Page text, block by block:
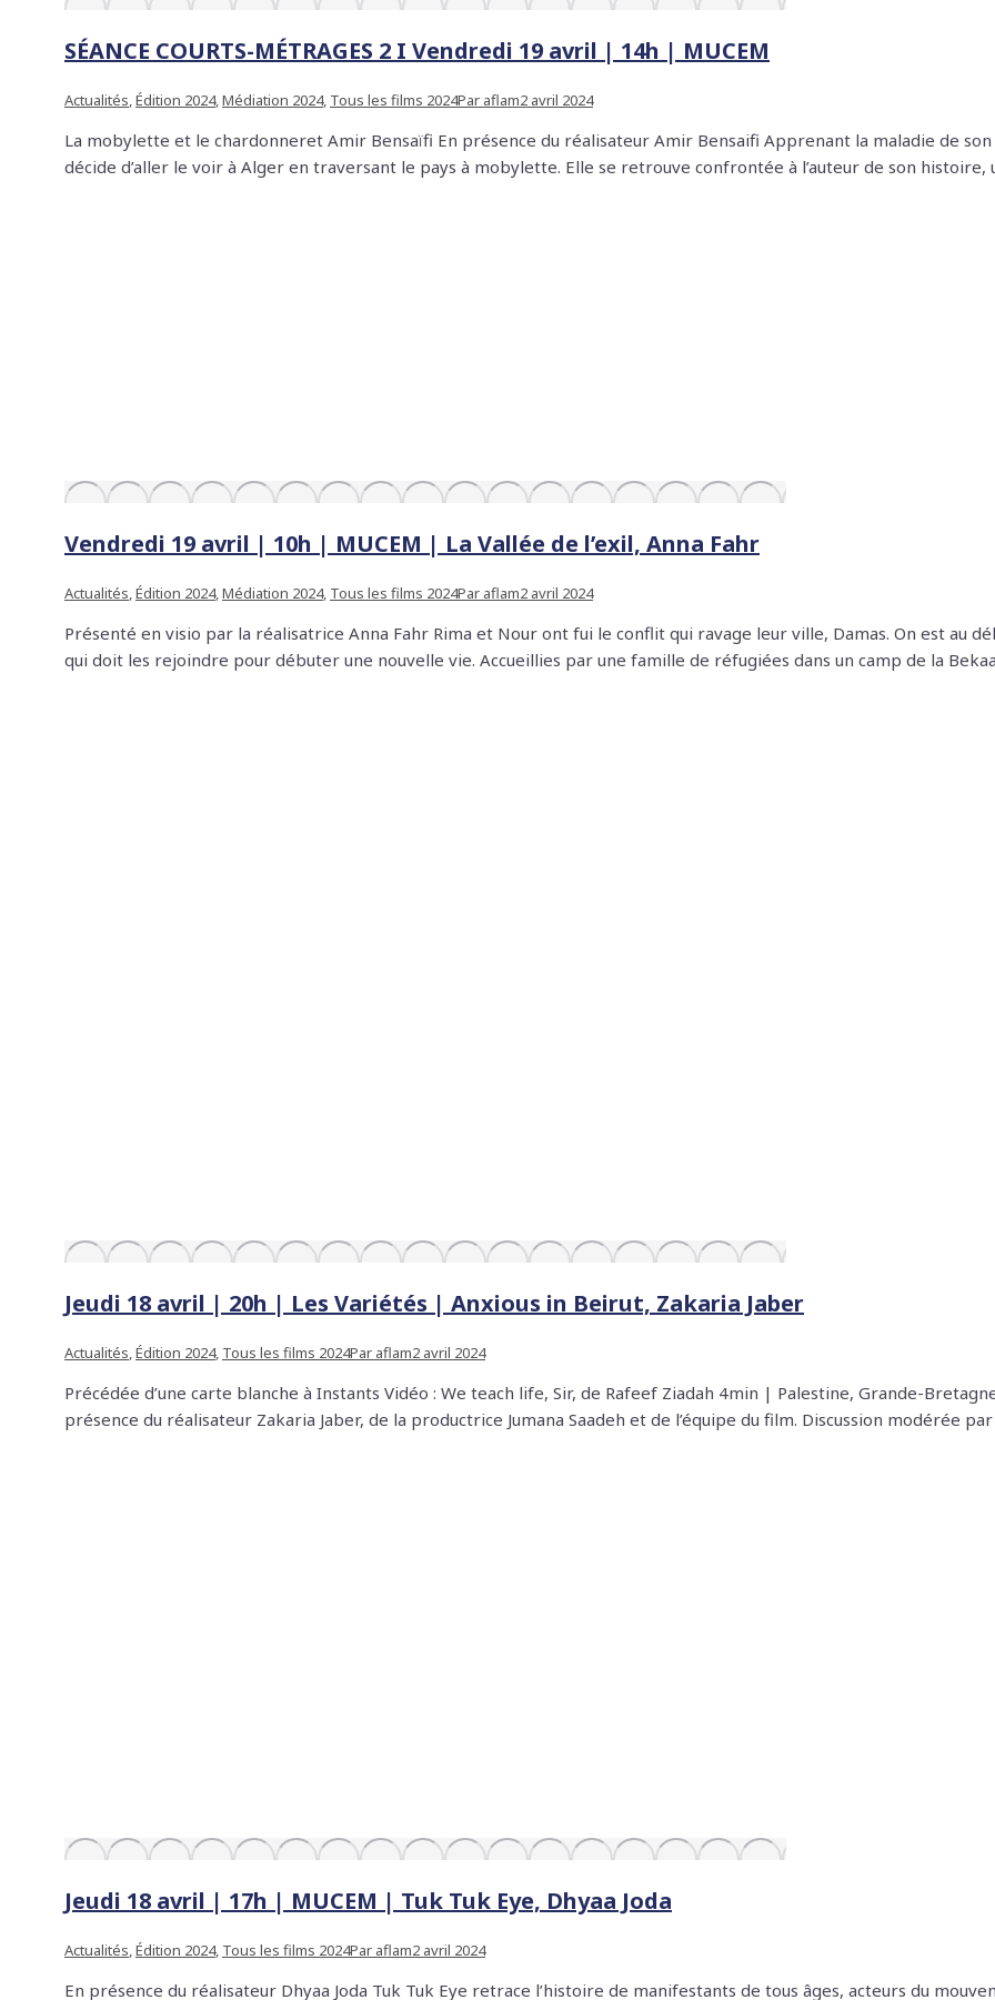
SÉANCE COURTS-MÉTRAGES 2 I Vendredi 19 avril | 14h | MUCEM
Actualités,Édition 2024,Médiation 2024, Tous les films 2024Par aflam2 avril 2024
La mobylette et le chardonneret Amir Bensaïfi En présence du réalisateur Amir Bensaifi Apprenant la maladie de
décide d’aller le voir à Alger en traversant le pays à mobylette. Elle se retrouve confrontée à l’auteur de son
Vendredi 19 avril | 10h | MUCEM | La Vallée de l’exil, Anna Fahr
Actualités,Édition 2024,Médiation 2024, Tous les films 2024Par aflam2 avril 2024
Présenté en visio par la réalisatrice Anna Fahr Rima et Nour ont fui le conflit qui ravage leur ville, Damas. On est au
qui doit les rejoindre pour débuter une nouvelle vie. Accueillies par une famille de réfugiées dans un camp de la
Jeudi 18 avril | 20h | Les Variétés | Anxious in Beirut, Zakaria Jaber
Actualités,Édition 2024, Tous les films 2024Par aflam2 avril 2024
Précédée d’une carte blanche à Instants Vidéo : We teach life, Sir, de Rafeef Ziadah 4min | Palestine, Grande-
présence du réalisateur Zakaria Jaber, de la productrice Jumana Saadeh et de l’équipe du film. Discussion modérée
Jeudi 18 avril | 17h | MUCEM | Tuk Tuk Eye, Dhyaa Joda
Actualités,Édition 2024, Tous les films 2024Par aflam2 avril 2024
En présence du réalisateur Dhyaa Joda Tuk Tuk Eye retrace l’histoire de manifestants de tous âges, acteurs du